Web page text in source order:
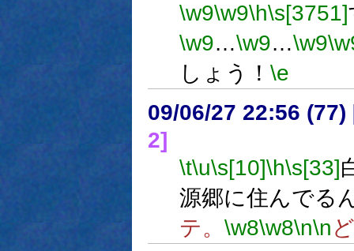
\w9\w9\h\s[3751]
\w9…\w9…\w9
しょう！ \e
09/06/27 22:56 (77)
2]
\t\u\s[10]\h\s[33]
源郷に住んでる
テ。 \w8\w8\n\n